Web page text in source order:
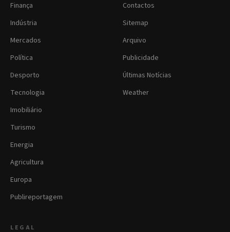
Finança
Indústria
Mercados
Política
Desporto
Tecnologia
Imobiliário
Turismo
Energia
Agricultura
Europa
Publireportagem
Contactos
Sitemap
Arquivo
Publicidade
Últimas Notícias
Weather
LEGAL